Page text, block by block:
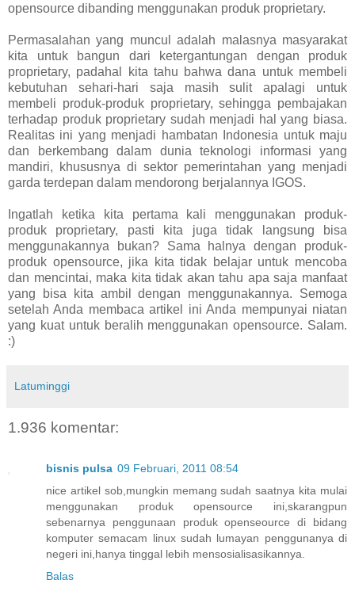
opensource dibanding menggunakan produk proprietary.
Permasalahan yang muncul adalah malasnya masyarakat
kita untuk bangun dari ketergantungan dengan produk
proprietary, padahal kita tahu bahwa dana untuk membeli
kebutuhan sehari-hari saja masih sulit apalagi untuk
membeli produk-produk proprietary, sehingga pembajakan
terhadap produk proprietary sudah menjadi hal yang biasa.
Realitas ini yang menjadi hambatan Indonesia untuk maju
dan berkembang dalam dunia teknologi informasi yang
mandiri, khususnya di sektor pemerintahan yang menjadi
garda terdepan dalam mendorong berjalannya IGOS.
Ingatlah ketika kita pertama kali menggunakan produk-
produk proprietary, pasti kita juga tidak langsung bisa
menggunakannya bukan? Sama halnya dengan produk-
produk opensource, jika kita tidak belajar untuk mencoba
dan mencintai, maka kita tidak akan tahu apa saja manfaat
yang bisa kita ambil dengan menggunakannya. Semoga
setelah Anda membaca artikel ini Anda mempunyai niatan
yang kuat untuk beralih menggunakan opensource. Salam.
:)
Latuminggi
1.936 komentar:
bisnis pulsa 09 Februari, 2011 08:54
nice artikel sob,mungkin memang sudah saatnya kita mulai
menggunakan produk opensource ini,skarangpun
sebenarnya penggunaan produk openseource di bidang
komputer semacam linux sudah lumayan penggunanya di
negeri ini,hanya tinggal lebih mensosialisasikannya.
Balas